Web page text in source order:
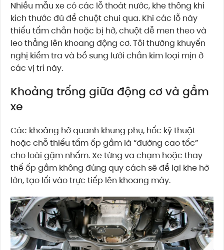
Nhiều mẫu xe có các lỗ thoát nước, khe thông khí
kích thước đủ để chuột chui qua. Khi các lỗ này
thiếu tấm chắn hoặc bị hở, chuột dễ men theo và
leo thẳng lên khoang động cơ. Tôi thường khuyến
nghị kiểm tra và bổ sung lưới chắn kim loại mịn ở
các vị trí này.
Khoảng trống giữa động cơ và gầm
xe
Các khoảng hở quanh khung phụ, hốc kỹ thuật
hoặc chỗ thiếu tấm ốp gầm là “đường cao tốc”
cho loài gặm nhấm. Xe từng va chạm hoặc thay
thế ốp gầm không đúng quy cách sẽ để lại khe hở
lớn, tạo lối vào trực tiếp lên khoang máy.